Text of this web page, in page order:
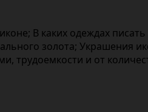
В каких одеждах
золота; Украшения
трудоемкости и от